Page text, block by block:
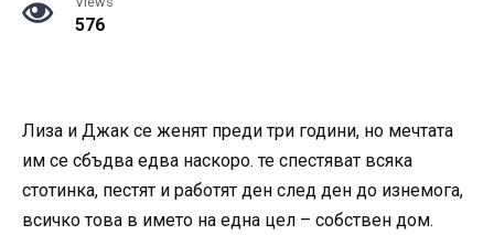
576
Лиза и Джак се женят преди три години, но мечтата
им се сбъдва едва наскоро. те спестяват всяка
стотинка, пестят и работят ден след ден до изнемога,
всичко това в името на една цел – собствен дом.